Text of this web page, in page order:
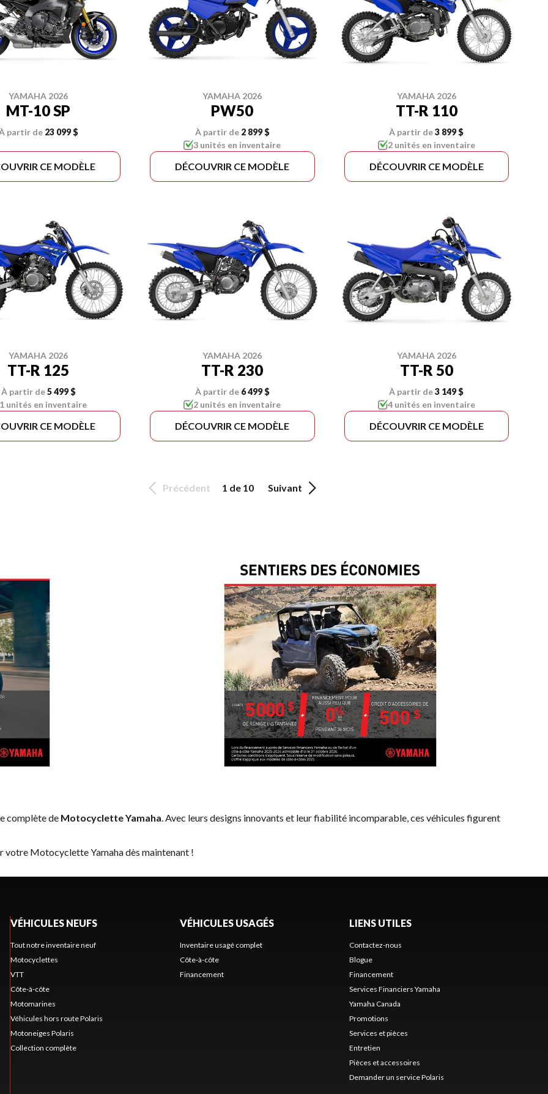
YAMAHA 2026
MT-10 SP
partir de 23 099 $
CE MODÈLE
YAMAHA 2026
PW50
À partir de 2 899 $
3 unités en inventaire
DÉCOUVRIR CE MODÈLE
YAMAHA 2026
TT-R 110
À partir de3 899 $
2 unités en inventaire
DÉCOUVRIR CE MODÈLE
YAMAHA 2026
TT-R 125
À partir de5 499 $
1 unités en inventaire
CE MODÈLE
YAMAHA 2026
TT-R 230
À partir de 6 499 $
2 unités en inventaire
DÉCOUVRIR CE MODÈLE
YAMAHA 2026
TT-R 50
À partir de3 149 $
4 unités en inventaire
DÉCOUVRIR CE MODÈLE
Précédent 1 de 10 Suivant
complète de Motocyclette Yamaha. Avec leurs designs innovants et leur fiabilité incomparable, ces véhicules figurent
votre Motocyclette Yamaha dès maintenant !
VÉHICULES NEUFS
Tout notre inventaire neuf
Motocyclettes
VTT
Côte-à-côte
Motomarines
Véhicules hors route Polaris
Motoneiges Polaris
Collection complète
VÉHICULES USAGÉS
Inventaire usagé complet
Côte-à-côte
Financement
LIENS UTILES
Contactez-nous
Blogue
Financement
Services Financiers Yamaha
Yamaha Canada
Promotions
Services et pièces
Entretien
Pièces et accessoires
Demander un service Polaris